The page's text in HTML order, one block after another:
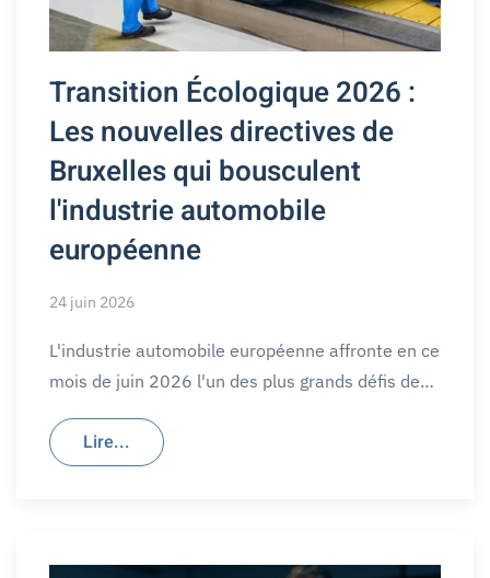
Transition Écologique 2026 :
Les nouvelles directives de
Bruxelles qui bousculent
l'industrie automobile
européenne
24 juin 2026
L'industrie automobile européenne affronte en ce
mois de juin 2026 l'un des plus grands défis de…
Lire...